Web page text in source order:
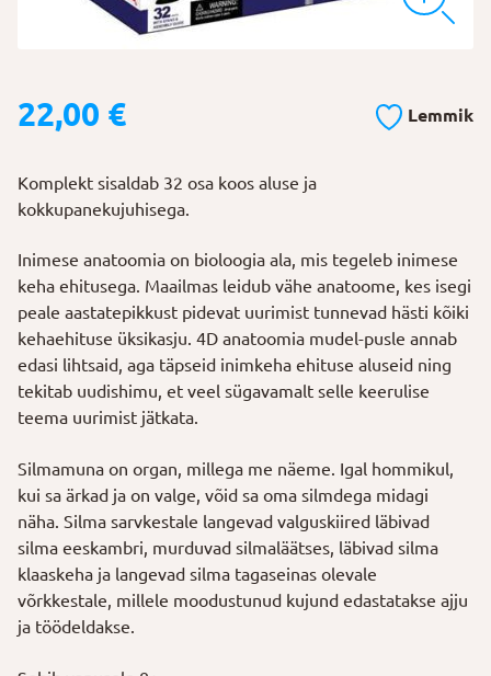
22,00 € Lemmik
Komplekt sisaldab 32 osa koos aluse ja
kokkupanekujuhisega.
Inimese anatoomia on bioloogia ala, mis tegeleb inimese
keha ehitusega. Maailmas leidub vähe anatoome, kes isegi
peale aastatepikkust pidevat uurimist tunnevad hästi kõiki
kehaehituse üksikasju. 4D anatoomia mudel-pusle annab
edasi lihtsaid, aga täpseid inimkeha ehituse aluseid ning
tekitab uudishimu, et veel sügavamalt selle keerulise
teema uurimist jätkata.
Silmamuna on organ, millega me näeme. Igal hommikul,
kui sa ärkad ja on valge, võid sa oma silmdega midagi
näha. Silma sarvkestale langevad valguskiired läbivad
silma eeskambri, murduvad silmaläätses, läbivad silma
klaaskeha ja langevad silma tagaseinas olevale
võrkkestale, millele moodustunud kujund edastatakse ajju
ja töödeldakse.